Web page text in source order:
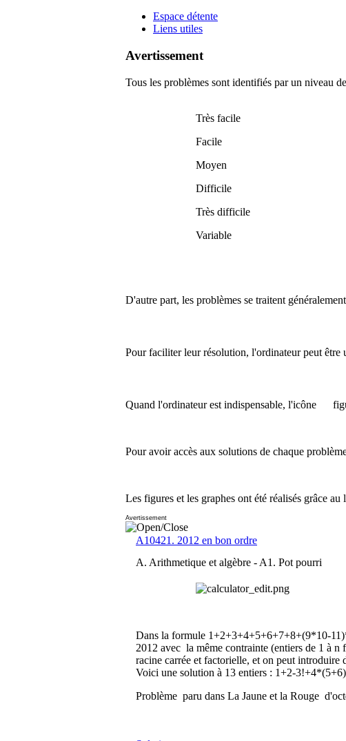
Espace détente
Liens utiles
Avertissement
Tous les problèmes sont identifiés par un niveau
Très facile
Facile
Moyen
Difficile
Très difficile
Variable
D'autre part, les problèmes se traitent
Pour faciliter leur résolution, l'ordinateur peut être
Quand l'ordinateur est indispensable, l'icône
Pour avoir accès aux solutions de chaque
Les figures et les graphes ont été réalisés grâce au
Avertissement
A10421. 2012 en bon ordre
A. Arithmetique et algèbre - A1. Pot pourri
Dans la formule 1+2+3+4+5+6+7+8+(9*10-
2012 avec la même contrainte (entiers de 1 à n
racine carrée et factorielle, et on peut introduire
Voici une solution à 13 entiers : 1+2-
Problème paru dans La Jaune et la Rouge